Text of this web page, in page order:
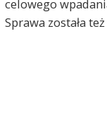
celowego
Sprawa została